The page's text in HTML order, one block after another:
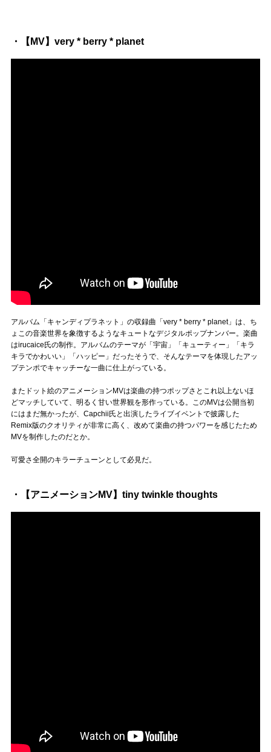
・【MV】very * berry * planet
アルバム「キャンディプラネット」の収録曲「very * berry * planet」は、ち
ょこの音楽世界を象徴するようなキュートなデジタルポップナンバー。楽曲
はirucaice氏の制作。アルバムのテーマが「宇宙」「キューティー」「キラ
キラでかわいい」「ハッピー」だったそうで、そんなテーマを体現したアッ
プテンポでキャッチーな一曲に仕上がっている。
またドット絵のアニメーションMVは楽曲の持つポップさとこれ以上ないほ
どマッチしていて、明るく甘い世界観を形作っている。このMVは公開当初
にはまだ無かったが、Capchii氏と出演したライブイベントで披露した
Remix版のクオリティが非常に高く、改めて楽曲の持つパワーを感じたため
MVを制作したのだとか。
可愛さ全開のキラーチューンとして必見だ。
・【アニメーションMV】tiny twinkle thoughts